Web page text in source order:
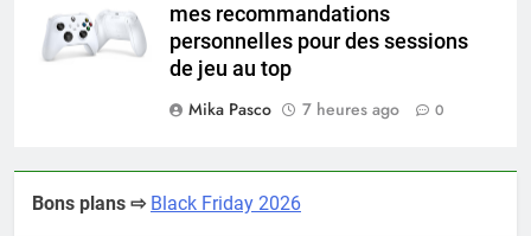
white
mes recommandations
personnelles pour des sessions
de jeu au top
Mika Pasco
7 heures ago 0
Bons plans ⇨ Black Friday 2026